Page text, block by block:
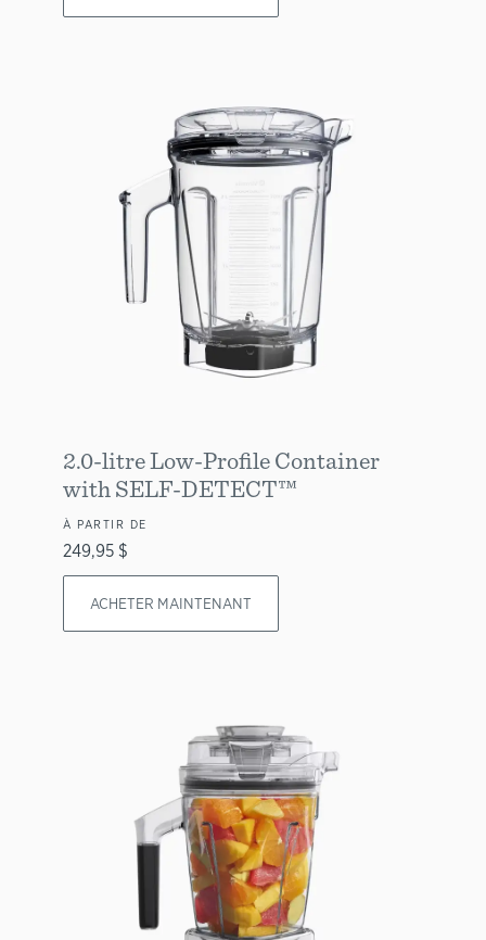
2.0-litre Low-Profile Container
with SELF-DETECT™
À PARTIR DE
249,95 $
ACHETER MAINTENANT